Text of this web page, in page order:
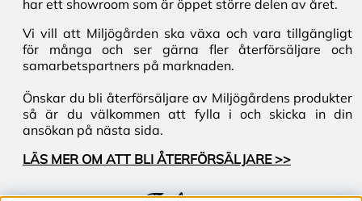
har ett showroom som är öppet större delen av året.
Vi vill att Miljögården ska växa och vara tillgängligt
för många och ser gärna fler återförsäljare och
samarbetspartners på marknaden.
Önskar du bli återförsäljare av Miljögårdens produkter
så är du välkommen att fylla i och skicka in din
ansökan på nästa sida.
LÄS MER OM ATT BLI ÅTERFÖRSÄLJARE >>